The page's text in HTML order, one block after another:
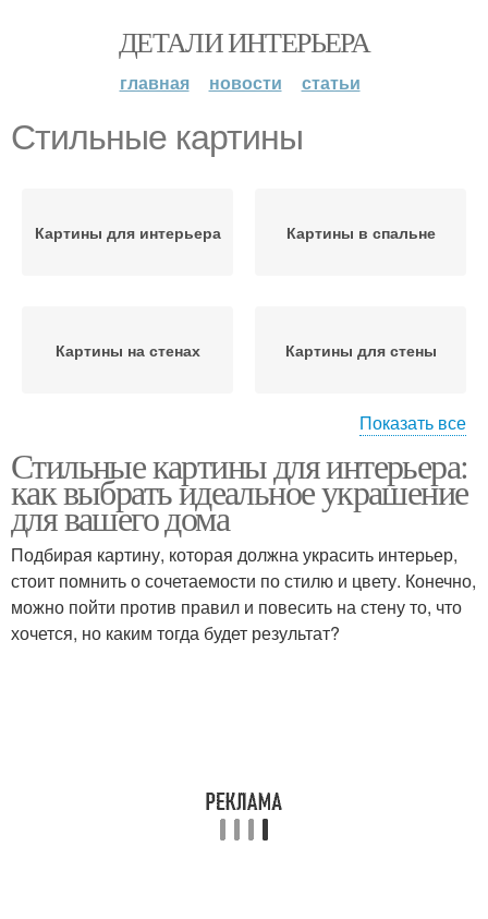
ДЕТАЛИ ИНТЕРЬЕРА
главная новости статьи
Стильные картины
Картины для интерьера Картины в спальне
Картины на стенах Картины для стены
Материалы для картин Картины в интерьере
Текстурные картины
Картины в разумной
цене
Показать все
Стильные картины для интерьера:
как выбрать идеальное украшение
для вашего дома
Подбирая картину, которая должна украсить интерьер,
стоит помнить о сочетаемости по стилю и цвету. Конечно,
можно пойти против правил и повесить на стену то, что
хочется, но каким тогда будет результат?